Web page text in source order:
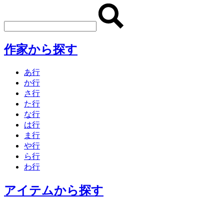
作家から探す
あ行
か行
さ行
た行
な行
は行
ま行
や行
ら行
わ行
アイテムから探す